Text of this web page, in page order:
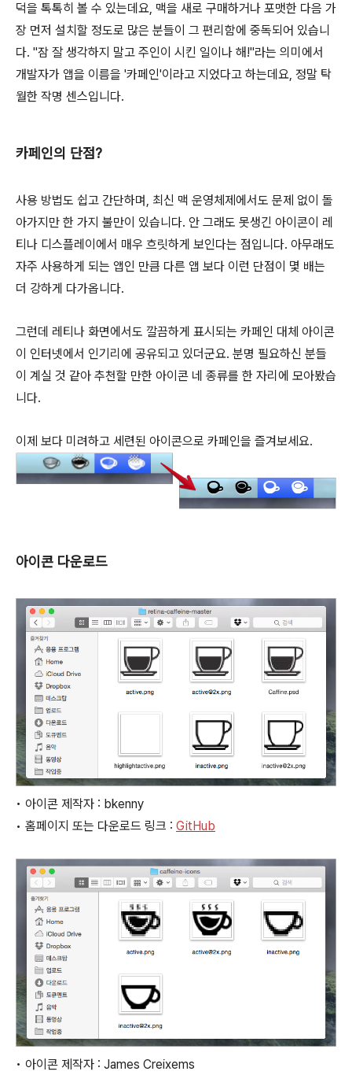
덕을 톡톡히 볼 수 있는데요, 맥을 새로 구매하거나 포맷한 다음 가
장 먼저 설치할 정도로 많은 분들이 그 편리함에 중독되어 있습니
다. "잠 잘 생각하지 말고 주인이 시킨 일이나 해!"라는 의미에서
개발자가 앱을 이름을 '카페인'이라고 지었다고 하는데요, 정말 탁
월한 작명 센스입니다.
카페인의 단점?
사용 방법도 쉽고 간단하며, 최신 맥 운영체제에서도 문제 없이 돌
아가지만 한 가지 불만이 있습니다. 안 그래도 못생긴 아이콘이 레
티나 디스플레이에서 매우 흐릿하게 보인다는 점입니다. 아무래도
자주 사용하게 되는 앱인 만큼 다른 앱 보다 이런 단점이 몇 배는
더 강하게 다가옵니다.
그런데 레티나 화면에서도 깔끔하게 표시되는 카페인 대체 아이콘
이 인터넷에서 인기리에 공유되고 있더군요. 분명 필요하신 분들
이 계실 것 같아 추천할 만한 아이콘 네 종류를 한 자리에 모아봤습
니다.
이제 보다 미려하고 세련된 아이콘으로 카페인을 즐겨보세요.
아이콘 다운로드
• 아이콘 제작자 : bkenny
• 홈페이지 또는 다운로드 링크 : GitHub
• 아이콘 제작자 : James Creixems